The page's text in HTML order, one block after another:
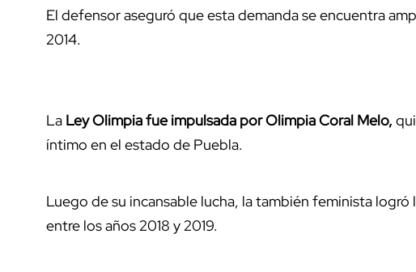
El defensor aseguró que esta demanda se encuentra
2014.
La Ley Olimpia fue impulsada por Olimpia Coral Melo,
íntimo en el estado de Puebla.
Luego de su incansable lucha, la también feminista
entre los años 2018 y 2019.